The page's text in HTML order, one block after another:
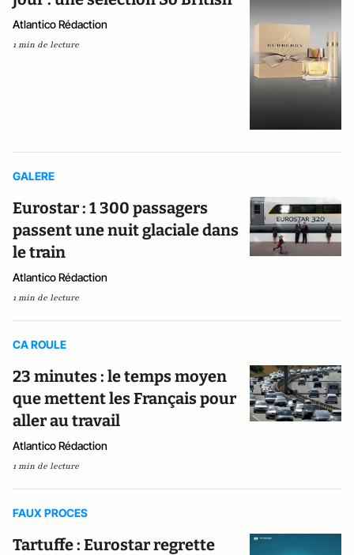
Atlantico Rédaction
1 min de lecture
GALERE
Eurostar : 1 300 passagers
passent une nuit glaciale dans
le train
Atlantico Rédaction
1 min de lecture
CA ROULE
23 minutes : le temps moyen
que mettent les Français pour
aller au travail
Atlantico Rédaction
1 min de lecture
FAUX PROCES
Tartuffe : Eurostar regrette